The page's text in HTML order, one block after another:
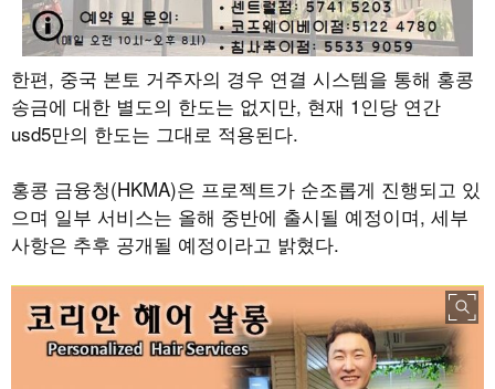
한편, 중국 본토 거주자의 경우 연결 시스템을 통해 홍콩
송금에 대한 별도의 한도는 없지만, 현재 1인당 연간
usd5만의 한도는 그대로 적용된다.
홍콩 금융청(HKMA)은 프로젝트가 순조롭게 진행되고 있
으며 일부 서비스는 올해 중반에 출시될 예정이며, 세부
사항은 추후 공개될 예정이라고 밝혔다.